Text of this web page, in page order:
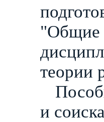
"Общие
теории
и